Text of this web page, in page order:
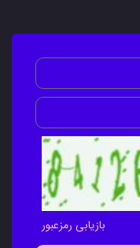
بازیابی رمزعبور